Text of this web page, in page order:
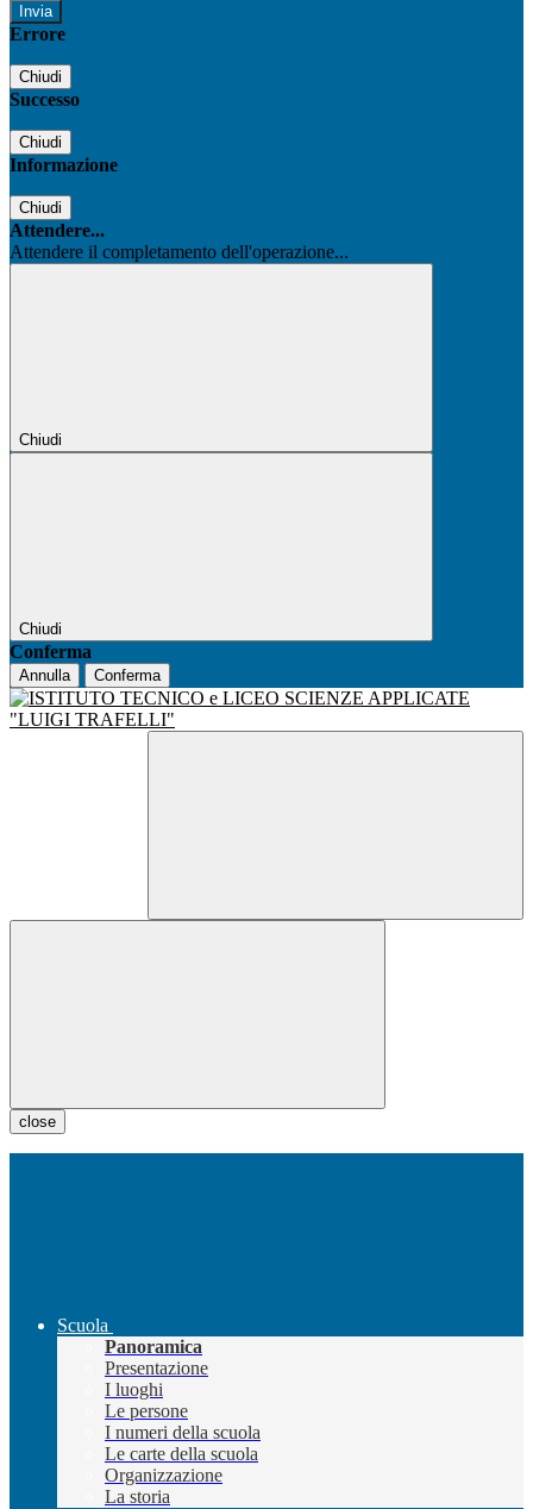
Errore
Chiudi
Successo
Chiudi
Informazione
Chiudi
Attendere...
Attendere il completamento dell'operazione...
Chiudi
Chiudi
Conferma
Annulla Conferma
close
Scuola
Panoramica
Presentazione
I luoghi
Le persone
I numeri della scuola
Le carte della scuola
Organizzazione
La storia